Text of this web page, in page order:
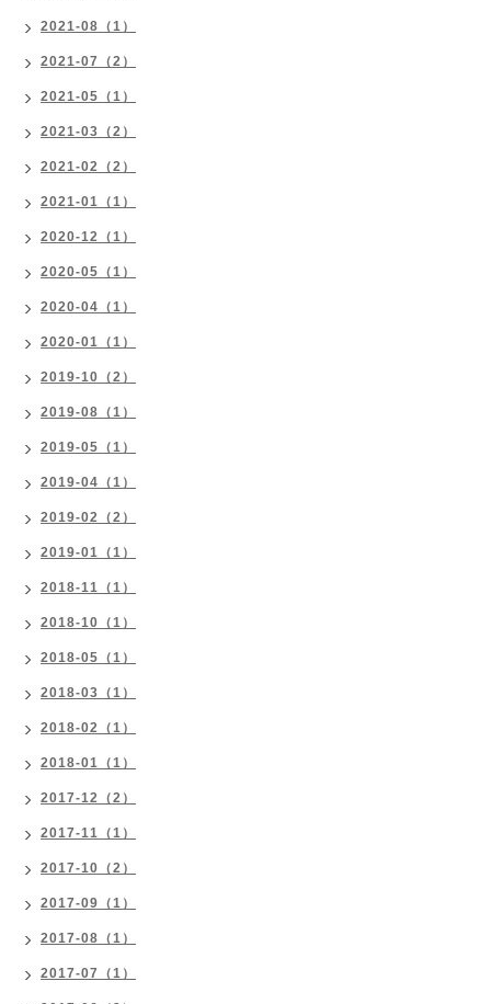
2021-08（1）
2021-07（2）
2021-05（1）
2021-03（2）
2021-02（2）
2021-01（1）
2020-12（1）
2020-05（1）
2020-04（1）
2020-01（1）
2019-10（2）
2019-08（1）
2019-05（1）
2019-04（1）
2019-02（2）
2019-01（1）
2018-11（1）
2018-10（1）
2018-05（1）
2018-03（1）
2018-02（1）
2018-01（1）
2017-12（2）
2017-11（1）
2017-10（2）
2017-09（1）
2017-08（1）
2017-07（1）